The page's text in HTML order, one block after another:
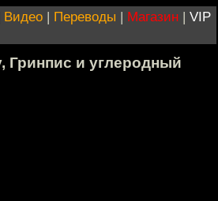
Видео | Переводы | Магазин | VIP
Гринпис и углеродный